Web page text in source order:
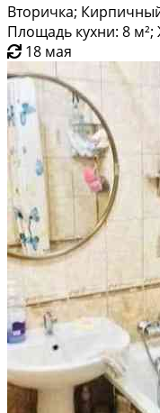
Вторичка;
Площадь кухни: 8
18 мая